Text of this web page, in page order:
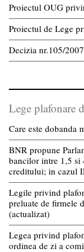
Proiectul OUG
Proiectul de Lege
Decizia nr.105/
Lege plafonare
Care este dobanda
BNR propune
bancilor intre 1,5 si
creditului; in cazul
Legile privind
preluate de firmele
(actualizat)
Legea privind
ordinea de zi a